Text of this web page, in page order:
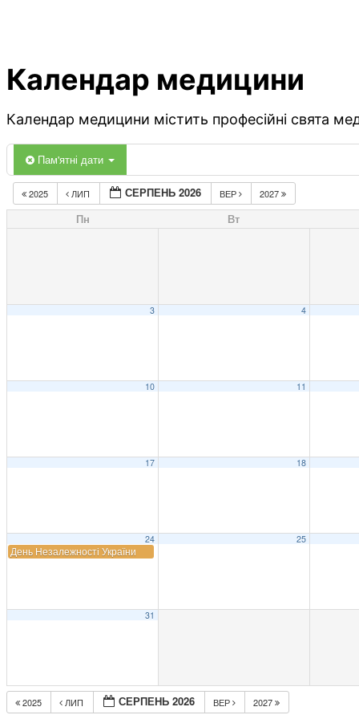
Календар медицини
Календар медицини містить професійні свята
Пам'ятні дати
2025 ЛИП СЕРПЕНЬ 2026 ВЕР 2027
Пн Вт
3 4
10 11
17 18
24
День Незалежності України
25
31
2025 ЛИП СЕРПЕНЬ 2026 ВЕР 2027